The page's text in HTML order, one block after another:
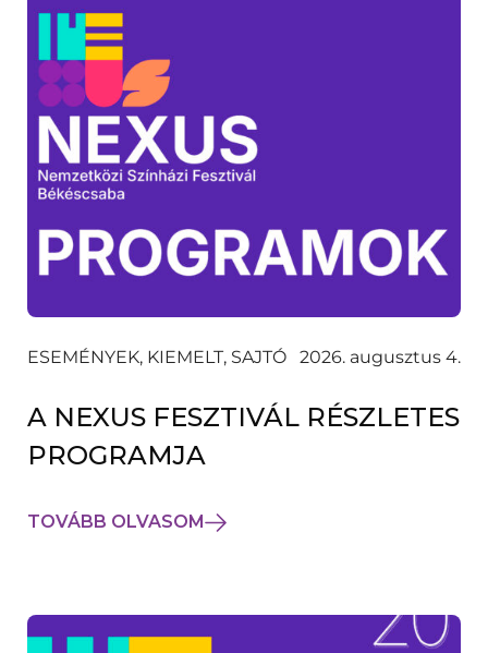
ESEMÉNYEK, KIEMELT, SAJTÓ 2026. augusztus 4.
A NEXUS FESZTIVÁL RÉSZLETES
PROGRAMJA
TOVÁBB OLVASOM